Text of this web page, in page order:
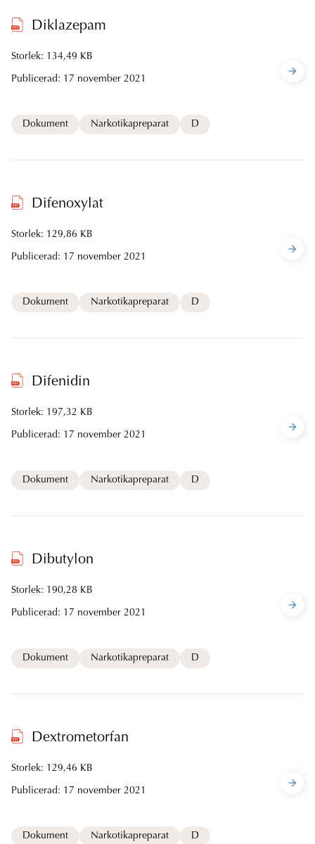
Diklazepam
Storlek: 134,49 KB
Publicerad: 17 november 2021
Dokument Narkotikapreparat D
Difenoxylat
Storlek: 129,86 KB
Publicerad: 17 november 2021
Dokument Narkotikapreparat D
Difenidin
Storlek: 197,32 KB
Publicerad: 17 november 2021
Dokument Narkotikapreparat D
Dibutylon
Storlek: 190,28 KB
Publicerad: 17 november 2021
Dokument Narkotikapreparat D
Dextrometorfan
Storlek: 129,46 KB
Publicerad: 17 november 2021
Dokument Narkotikapreparat D